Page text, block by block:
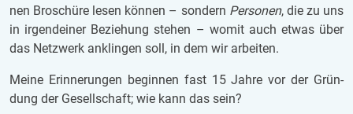
nen Bro­schü­re lesen kön­nen – son­dern Per­so­nen, die zu uns
in ir­gend­ei­ner Be­zie­hung ste­hen – womit auch etwas über
das Netz­werk an­klin­gen soll, in dem wir ar­bei­ten.
Meine Er­in­ne­run­gen be­gin­nen fast 15 Jahre vor der Grün­
dung der Ge­sell­schaft; wie kann das sein?